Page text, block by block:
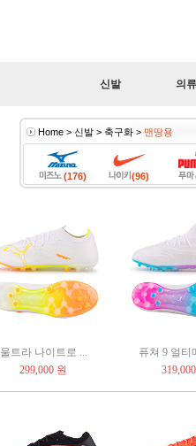
신발 의
Home > 신발 > 축구화 > 맨땅용
(176) (96)
울트라 나이트로 ...
299,000 원
퓨쳐 9 얼티